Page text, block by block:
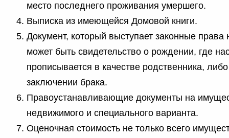
место последнего проживания умершего.
Выписка из имеющейся Домовой книги.
Документ, который выступает законные права
может быть свидетельство о рождении, где
прописывается в качестве родственника,
заключении брака.
Правоустанавливающие документы на
недвижимого и специального варианта.
Оценочная стоимость не только всего